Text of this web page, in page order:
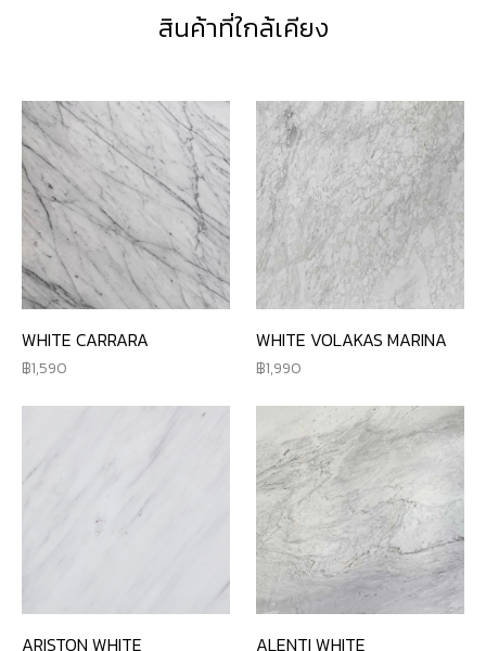
สินค้าที่ใกล้เคียง
WHITE CARRARA
1,590
WHITE VOLAKAS MARINA
1,990
ARISTON WHITE ALENTI WHITE